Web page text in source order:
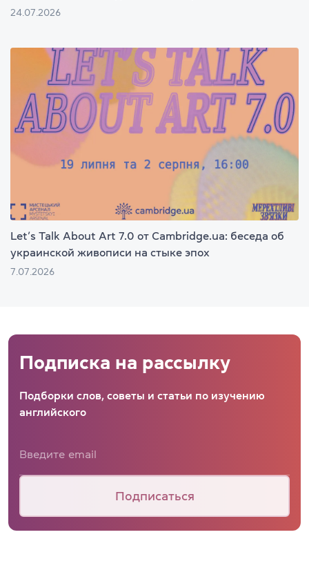
24.07.2026
Let’s Talk About Art 7.0 от Cambridge.ua: беседа об
украинской живописи на стыке эпох
7.07.2026
Подписка на рассылку
Подборки слов, советы и статьи по изучению
английского
Подписаться